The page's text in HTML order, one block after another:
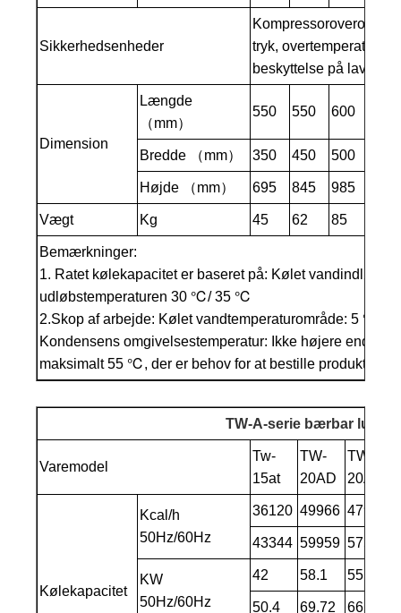
Sikkerhedsenheder
tryk,
beskyttelse på lavt
Dimension
Længde
（mm）
550 550 600
Bredde （mm） 350 450 500
Højde （mm） 695 845 985
Vægt Kg 45 62 85
Bemærkninger:
1. Ratet kølekapacitet er baseret på: Kølet vandindløb
udløbstemperaturen 30 ℃/ 35 ℃
2.Skop af arbejde: Kølet vandtemperaturområde: 5 ℃
Kondensens omgivelsestemperatur: Ikke højere end
maksimalt 55 ℃, der er behov for at bestille produktion).
TW-A-serie bærbar
Varemodel
Tw-
15at
TW-
20AD
TW-
20AF
Kølekapacitet
Kcal/h
50Hz/60Hz
36120 49966 47988
43344 59959 57586
KW
50Hz/60Hz
42 58.1 55.8
50.4 69.72 66.96